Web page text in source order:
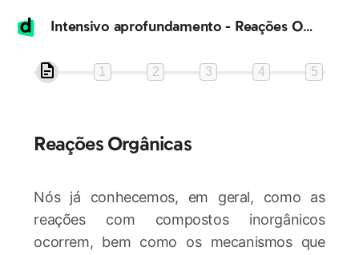
Intensivo aprofundamento - Reações Orgânicas
1 2 3 4 5
Reações Orgânicas
Nós já conhecemos, em geral, como as
reações com compostos inorgânicos
ocorrem, bem como os mecanismos que